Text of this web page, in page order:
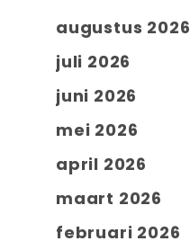
augustus 2026
juli 2026
juni 2026
mei 2026
april 2026
maart 2026
februari 2026